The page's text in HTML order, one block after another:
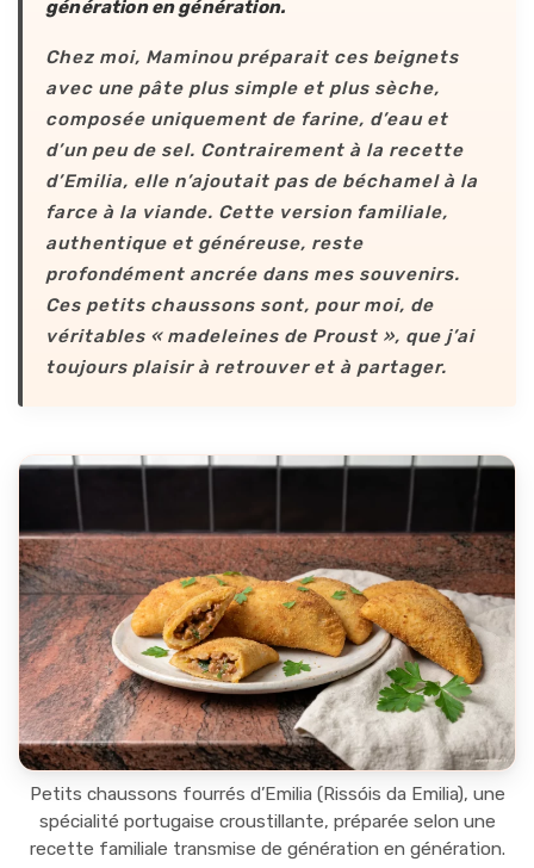
génération en génération.
Chez moi, Maminou préparait ces beignets
avec une pâte plus simple et plus sèche,
composée uniquement de farine, d’eau et
d’un peu de sel. Contrairement à la recette
d’Emilia, elle n’ajoutait pas de béchamel à la
farce à la viande. Cette version familiale,
authentique et généreuse, reste
profondément ancrée dans mes souvenirs.
Ces petits chaussons sont, pour moi, de
véritables « madeleines de Proust », que j’ai
toujours plaisir à retrouver et à partager.
Petits chaussons fourrés d’Emilia (Rissóis da Emilia), une
spécialité portugaise croustillante, préparée selon une
recette familiale transmise de génération en génération.